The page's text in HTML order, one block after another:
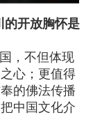
的开放胸怀是
，不但体现
心；更值得
的佛法传播
中国文化介